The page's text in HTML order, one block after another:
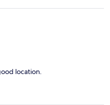
location.